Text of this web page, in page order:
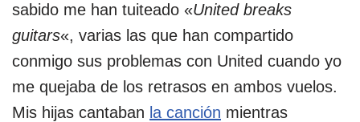
sabido me han tuiteado «United breaks
guitars«, varias las que han compartido
conmigo sus problemas con United cuando yo
me quejaba de los retrasos en ambos vuelos.
Mis hijas cantaban la canción mientras